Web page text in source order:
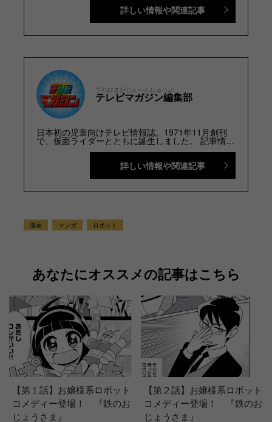
ンジ』を連載中。ゲーム大好き。
TwitterID:@magarihiroaki
詳しい情報や関連記事
てれびまがじんへんしゅうぶ
テレビマガジン編集部
日本初の児童向けテレビ情報誌。1971年11月創刊
で、仮面ライダーとともに誕生しました。 記事情報
と付録の詳細は、YouTubeの『テレビマガジン 公
児童・少年・少女向け雑誌の中では、『なかよし』
X（旧Twitter）：@tele_maga Instagram：＠
詳しい情報や関連記事
漫画 マンガ ロボット
あなたにオススメの記事はこちら
【第１話】お嬢様系ロボット
コメディー登場！ 『鉄のお
じょうさま』
【第２話】お嬢様系ロボット
コメディー登場！ 『鉄のお
じょうさま』